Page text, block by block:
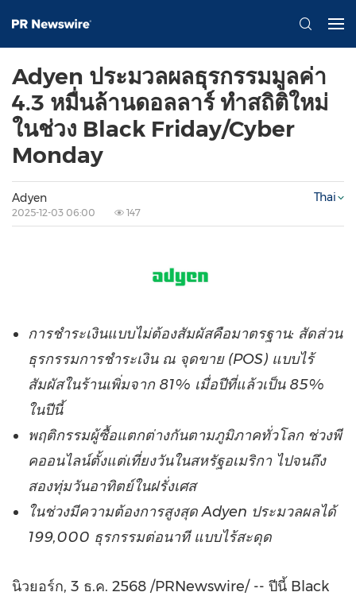
Adyen ประมวลผลธุรกรรมมูลค่า
4.3 หมื่นล้านดอลลาร์ ทำสถิติใหม่
ในช่วง Black Friday/Cyber
Monday
Adyen
2025-12-03 06:00 147
Thai
การชำระเงินแบบไม่ต้องสัมผัสคือมาตรฐาน: สัดส่วน
ธุรกรรมการชำระเงิน ณ จุดขาย (POS) แบบไร้
สัมผัสในร้านเพิ่มจาก 81% เมื่อปีที่แล้วเป็น 85%
ในปีนี้
พฤติกรรมผู้ซื้อแตกต่างกันตามภูมิภาคทั่วโลก ช่วงพี
คออนไลน์ตั้งแต่เที่ยงวันในสหรัฐอเมริกา ไปจนถึง
สองทุ่มวันอาทิตย์ในฝรั่งเศส
ในช่วงมีความต้องการสูงสุด Adyen ประมวลผลได้
199,000 ธุรกรรมต่อนาที แบบไร้สะดุด
นิวยอร์ก, 3 ธ.ค. 2568 /PRNewswire/ -- ปีนี้ Black